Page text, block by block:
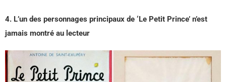
4. L’un des personnages principaux de ‘Le Petit Prince’ n’est
jamais montré au lecteur